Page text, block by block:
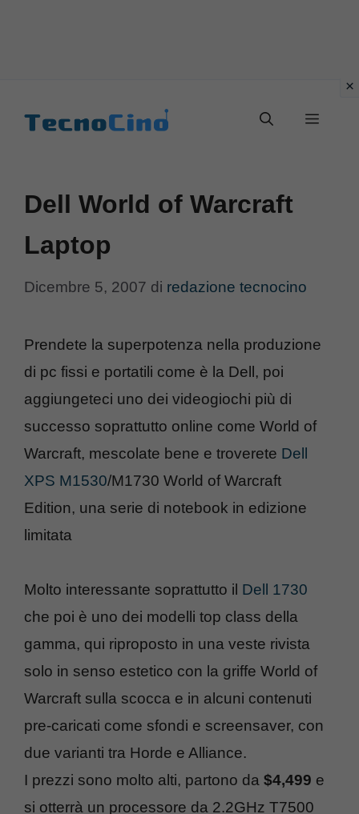
Menu
Dell World of Warcraft
Laptop
Dicembre 5, 2007 di redazione tecnocino
Prendete la superpotenza nella produzione
di pc fissi e portatili come è la Dell, poi
aggiungeteci uno dei videogiochi più di
successo soprattutto online come World of
Warcraft, mescolate bene e troverete Dell
XPS M1530/M1730 World of Warcraft
Edition, una serie di notebook in edizione
limitata
Molto interessante soprattutto il Dell 1730
che poi è uno dei modelli top class della
gamma, qui riproposto in una veste rivista
solo in senso estetico con la griffe World of
Warcraft sulla scocca e in alcuni contenuti
pre-caricati come sfondi e screensaver, con
due varianti tra Horde e Alliance.
I prezzi sono molto alti, partono da $4,499 e
si otterrà un processore da 2.2GHz T7500